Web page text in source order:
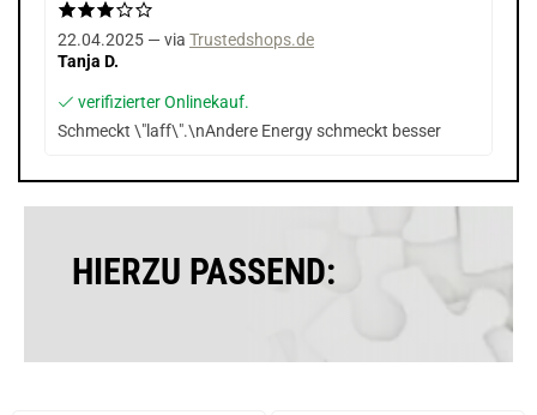
22.04.2025 — via Trustedshops.de
Tanja D.
verifizierter Onlinekauf.
Schmeckt \"laff\".\nAndere Energy schmeckt besser
HIERZU PASSEND: